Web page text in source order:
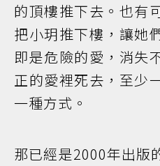
的頂樓推下去。也有
把小玥推下樓，讓她
即是危險的愛，消失
正的愛裡死去，至少
一種方式。
那已經是2000年出版